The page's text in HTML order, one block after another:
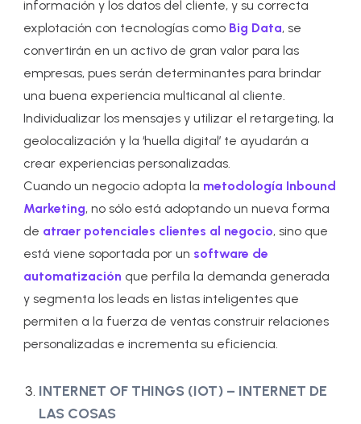
información y los datos del cliente, y su correcta
explotación con tecnologías como Big Data, se
convertirán en un activo de gran valor para las
empresas, pues serán determinantes para brindar
una buena experiencia multicanal al cliente.
Individualizar los mensajes y utilizar el retargeting, la
geolocalización y la ‘huella digital’ te ayudarán a
crear experiencias personalizadas.
Cuando un negocio adopta la metodología Inbound
Marketing, no sólo está adoptando un nueva forma
de atraer potenciales clientes al negocio, sino que
está viene soportada por un software de
automatización que perfila la demanda generada
y segmenta los leads en listas inteligentes que
permiten a la fuerza de ventas construir relaciones
personalizadas e incrementa su eficiencia.
INTERNET OF THINGS (IOT) – INTERNET DE
LAS COSAS